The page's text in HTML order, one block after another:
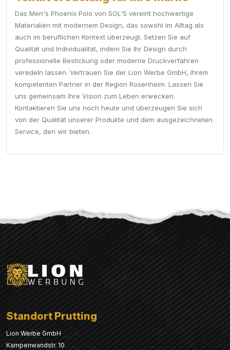
Das Men's Phoenix Polo von SOL'S vereint hochwertige
Materialien mit modernem Design, das sowohl im Alltag als
auch im beruflichen Kontext überzeugt. Setzen Sie auf
Qualität und Individualität, indem Sie Ihr Design durch
professionelle Bestickung oder moderne Druckverfahren
veredeln lassen. Vertrauen Sie der Lion Werbe GmbH, Ihrem
kompetenten Partner in der Region Rosenheim. Lassen Sie
uns gemeinsam Ihre Vision zum Leben erwecken.
Kontaktieren Sie uns noch heute und überzeugen Sie sich
von der Qualität unserer Produkte und dem ausgezeichneten
Service, den wir bieten.
Standort Prutting
Lion Werbe GmbH
Kampenwandstr. 10